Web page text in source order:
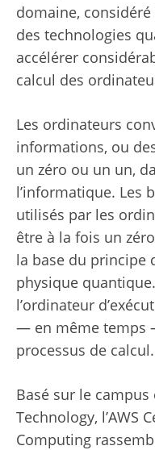
domaine, considéré
des technologies
accélérer
calcul des
Les ordinateurs
informations, ou
un zéro ou un un,
l’informatique. Les
utilisés par les
être à la fois un
la base du principe
physique
l’ordinateur
— en même temps
processus de calcul.
Basé sur le
Technology, l’AWS
Computing